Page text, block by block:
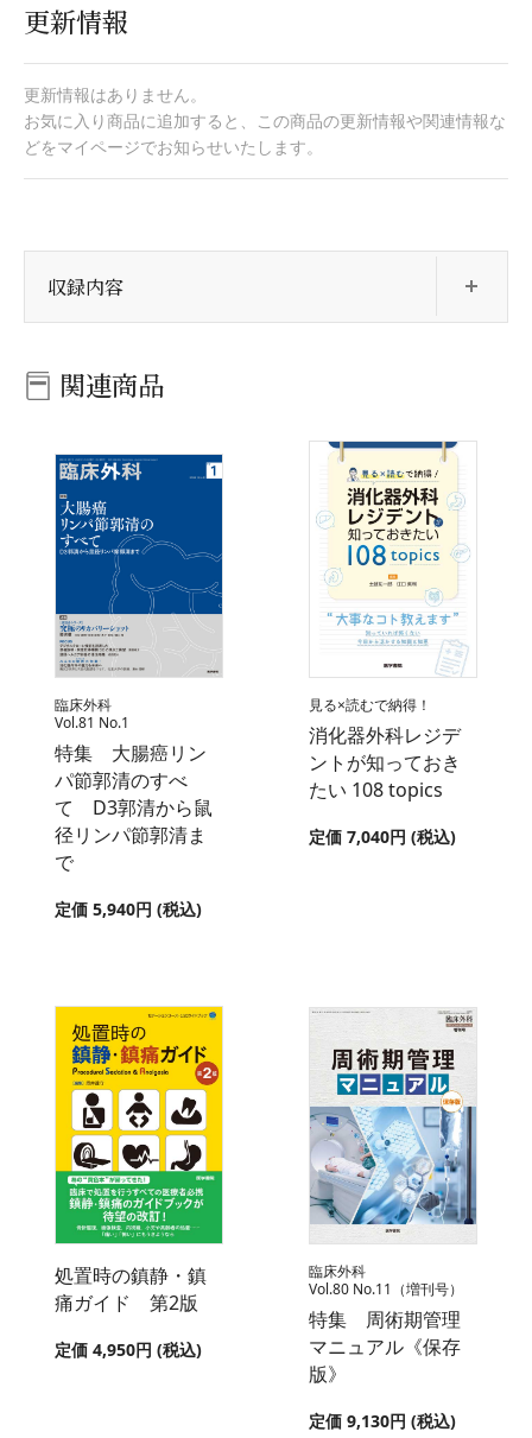
更新情報
更新情報はありません。
お気に入り商品に追加すると、この商品の更新情報や関連情報な
どをマイページでお知らせいたします。
収録内容
関連商品
臨床外科
Vol.81 No.1
特集 大腸癌リン
パ節郭清のすべ
て D3郭清から鼠
径リンパ節郭清ま
で
定価 5,940円 (税込)
見る×読むで納得！
消化器外科レジデ
ントが知っておき
たい 108 topics
定価 7,040円 (税込)
処置時の鎮静・鎮
痛ガイド 第2版
定価 4,950円 (税込)
臨床外科
Vol.80 No.11（増刊号）
特集 周術期管理
マニュアル《保存
版》
定価 9,130円 (税込)